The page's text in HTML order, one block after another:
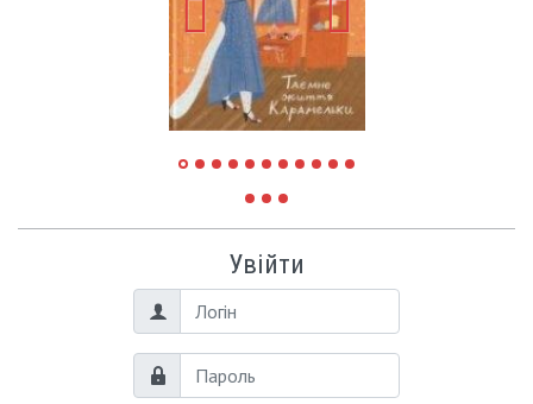
Увійти
Логін
Пароль